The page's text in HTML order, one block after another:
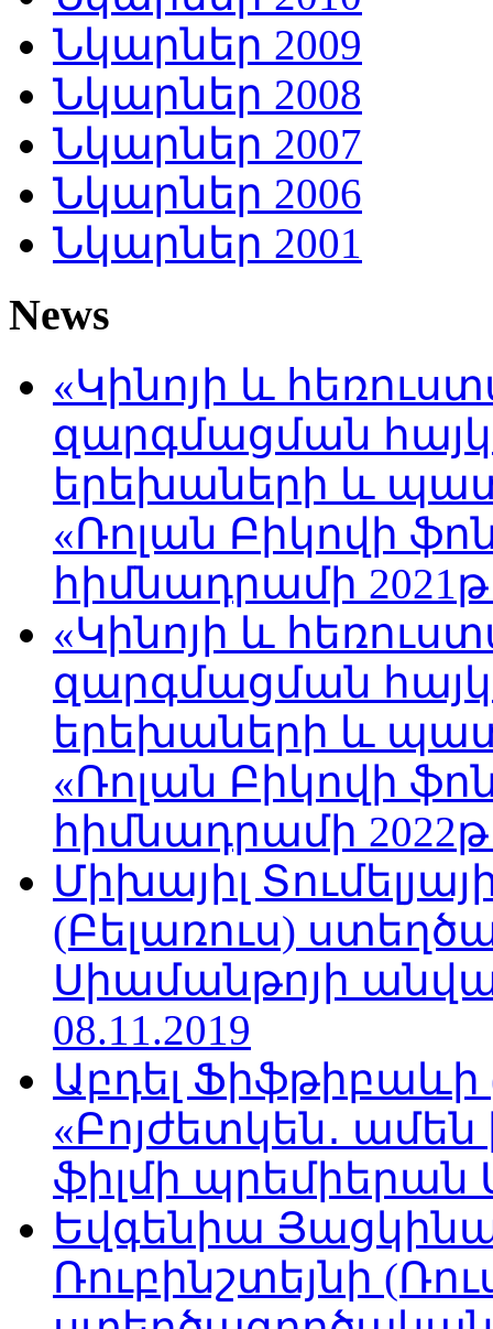
Նկարներ 2009
Նկարներ 2008
Նկարներ 2007
Նկարներ 2006
Նկարներ 2001
News
«Կինոյի և
զարգմացման
երեխաների և
«Ռոլան Բիկովի
հիմնադրամի
«Կինոյի և
զարգմացման
երեխաների և
«Ռոլան Բիկովի
հիմնադրամի
Միխայիլ
(Բելառուս)
Սիամանթոյի
08.11.2019
Աբդել
«Բոյժետկեն․
ֆիլմի պրեմիերան
Եվգենիա
Ռուբինշտեյնի